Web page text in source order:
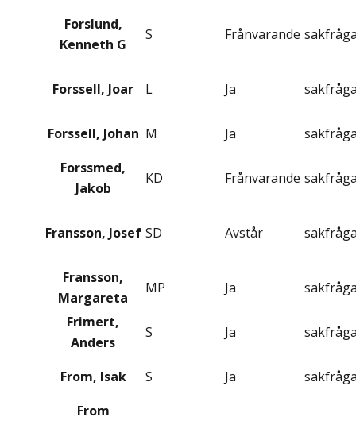
Forslund,
Kenneth G
S Frånvarande
Forssell, Joar L Ja
Forssell, Johan M Ja
Forssmed,
Jakob
KD Frånvarande
Fransson, Josef SD Avstår
Fransson,
Margareta
MP Ja
Frimert,
Anders
S Ja
From, Isak S Ja
From